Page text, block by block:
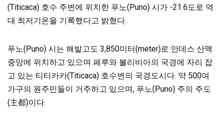
(Titicaca) 호수 주변에 위치한 푸노(Puno) 시가 -21.6도로 역
대 최저기온을 기록했다고 밝혔다.
푸노(Puno) 시는 해발고도 3,850미터(meter)로 안데스 산맥
중앙에 위치하고 있으며 페루와 볼리비아의 국경에 자리 잡
고 있는 티티카카(Titicaca) 호수변의 국경도시다. 약 500여
가구의 원주민들이 거주하고 있으며, 푸노(Puno) 주의 주도
(主都)이다.